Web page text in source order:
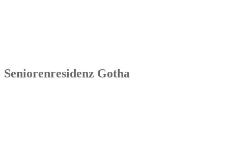
Seniorenresidenz Gotha